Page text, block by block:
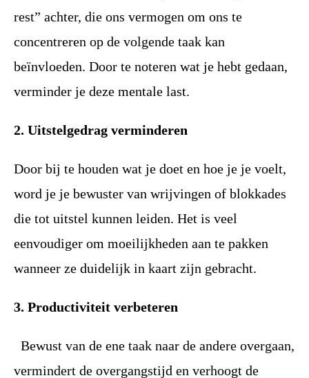
rest” achter, die ons vermogen om ons te
concentreren op de volgende taak kan
beïnvloeden. Door te noteren wat je hebt gedaan,
verminder je deze mentale last.
2. Uitstelgedrag verminderen
Door bij te houden wat je doet en hoe je je voelt,
word je je bewuster van wrijvingen of blokkades
die tot uitstel kunnen leiden. Het is veel
eenvoudiger om moeilijkheden aan te pakken
wanneer ze duidelijk in kaart zijn gebracht.
3. Productiviteit verbeteren
Bewust van de ene taak naar de andere overgaan,
vermindert de overgangstijd en verhoogt de